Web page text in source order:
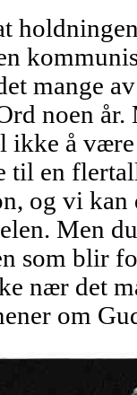
mange
noen år.
ikke å
til en
og vi
Men
som blir
nær det
om